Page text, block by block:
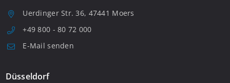
Uerdinger Str. 36, 47441 Moers
+49 800 - 80 72 000
E-Mail senden
Düsseldorf